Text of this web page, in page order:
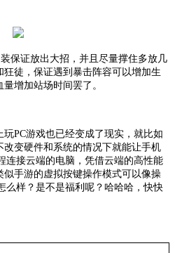
保证放出大招，并且尽量撑住多放几
徒，保证遇到暴击阵容可以增加生
增加站场时间罢了。
玩PC游戏也已经变成了现实，就比如
改变硬件和系统的情况下就能让手机
连接云端的电脑，凭借云端的高性能
手游的虚拟按键操作模式可以像操
么样？是不是福利呢？哈哈哈，快快